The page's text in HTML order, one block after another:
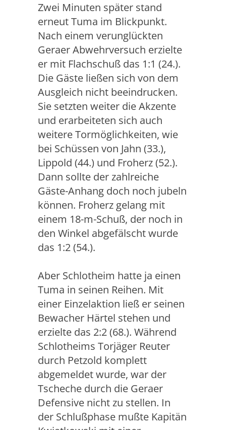
Zwei Minuten später stand
erneut Tuma im Blickpunkt.
Nach einem verunglückten
Geraer Abwehrversuch erzielte
er mit Flachschuß das 1:1 (24.).
Die Gäste ließen sich von dem
Ausgleich nicht beeindrucken.
Sie setzten weiter die Akzente
und erarbeiteten sich auch
weitere Tormöglichkeiten, wie
bei Schüssen von Jahn (33.),
Lippold (44.) und Froherz (52.).
Dann sollte der zahlreiche
Gäste-Anhang doch noch jubeln
können. Froherz gelang mit
einem 18-m-Schuß, der noch in
den Winkel abgefälscht wurde
das 1:2 (54.).
Aber Schlotheim hatte ja einen
Tuma in seinen Reihen. Mit
einer Einzelaktion ließ er seinen
Bewacher Härtel stehen und
erzielte das 2:2 (68.). Während
Schlotheims Torjäger Reuter
durch Petzold komplett
abgemeldet wurde, war der
Tscheche durch die Geraer
Defensive nicht zu stellen. In
der Schlußphase mußte Kapitän